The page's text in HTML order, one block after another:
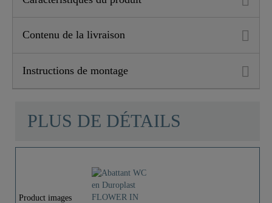
Contenu de la livraison
Instructions de montage
PLUS DE DÉTAILS
Product images